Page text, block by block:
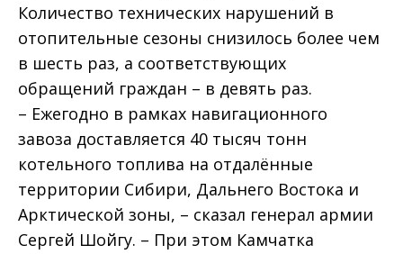
Количество технических нарушений в
отопительные сезоны снизилось более чем
в шесть раз, а соответствующих
обращений граждан – в девять раз.
– Ежегодно в рамках навигационного
завоза доставляется 40 тысяч тонн
котельного топлива на отдалённые
территории Сибири, Дальнего Востока и
Арктической зоны, – сказал генерал армии
Сергей Шойгу. – При этом Камчатка